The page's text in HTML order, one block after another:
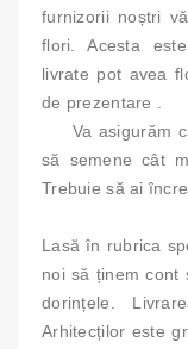
furnizorii noștri
flori. Acesta
livrate pot avea
de prezentare .
Va asigurăm
să semene cât
Trebuie să ai
Lasă în rubrica
noi să ținem cont
dorințele.
Arhitecților este